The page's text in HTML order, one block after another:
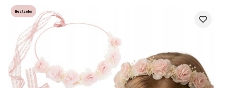
Bestseller